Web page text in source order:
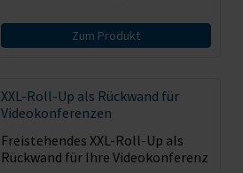
Zum Produkt
XXL-Roll-Up als Rückwand für
Videokonferenzen
Freistehendes XXL-Roll-Up als
Rückwand für Ihre Videokonferenz